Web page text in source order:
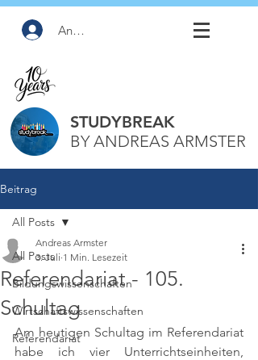
Anmelden
STUDYBREAK
BY ANDREAS ARMSTER
Beitrag
All Posts
Bildungswissenschaften
Wirtschaftswissenschaften
Referendariat
All Posts
Referendariat - 105.
Schultag
Andreas Armster
3. Juli 1 Min. Lesezeit
Am heutigen Schultag im Referendariat
habe ich vier Unterrichtseinheiten,